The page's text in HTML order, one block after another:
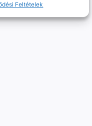
Feltételek